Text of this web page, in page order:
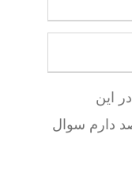
این
دارم سوال